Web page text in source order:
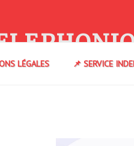
LÉGALES 📌 SERVICE